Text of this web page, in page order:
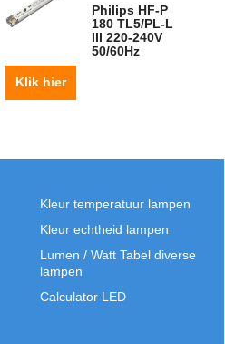
Philips HF-P
180 TL5/PL-L
III 220-240V
50/60Hz
Klik hier
Kleur temperatuur lampen
Kleur echtheid lampen
Lumen / Watt Tabel diverse
lampen
Calculator LED